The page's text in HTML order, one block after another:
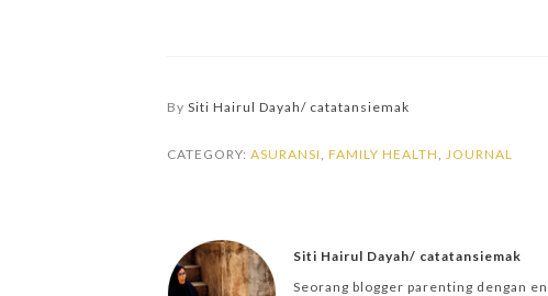
By Siti Hairul Dayah/ catatansiemak
CATEGORY: ASURANSI FAMILY HEALTH JOURNAL
Siti Hairul Dayah/ catatansiemak
Seorang blogger parenting dengan